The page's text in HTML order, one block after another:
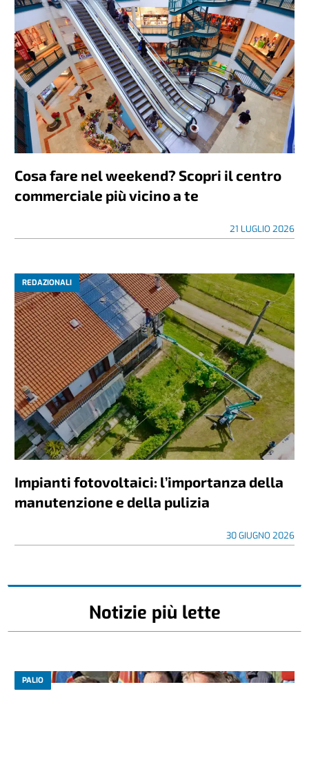
Cosa fare nel weekend? Scopri il centro
commerciale più vicino a te
21 LUGLIO 2026
REDAZIONALI
Impianti fotovoltaici: l’importanza della
manutenzione e della pulizia
30 GIUGNO 2026
Notizie più lette
PALIO